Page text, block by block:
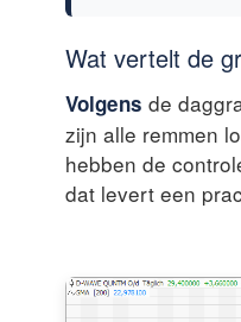
Wat vertelt de
Volgens de
zijn alle remmen
hebben de
dat levert een